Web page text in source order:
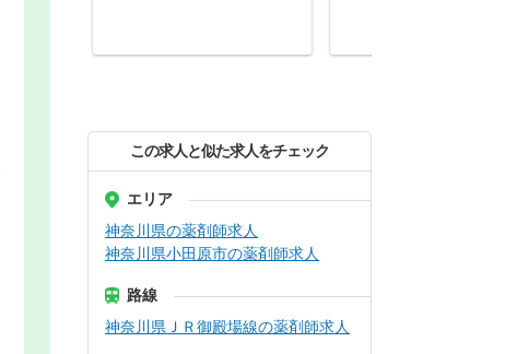
この求人と似た求人をチェック
エリア
神奈川県の薬剤師求人
神奈川県小田原市の薬剤師求人
路線
神奈川県ＪＲ御殿場線の薬剤師求人